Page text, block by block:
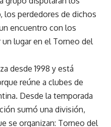
los perdedores de dichos
encuentro con los
lugar en el Torneo del
desde 1998 y está
reúne a clubes de
Desde la temporada
sumó una división,
se organizan: Torneo del